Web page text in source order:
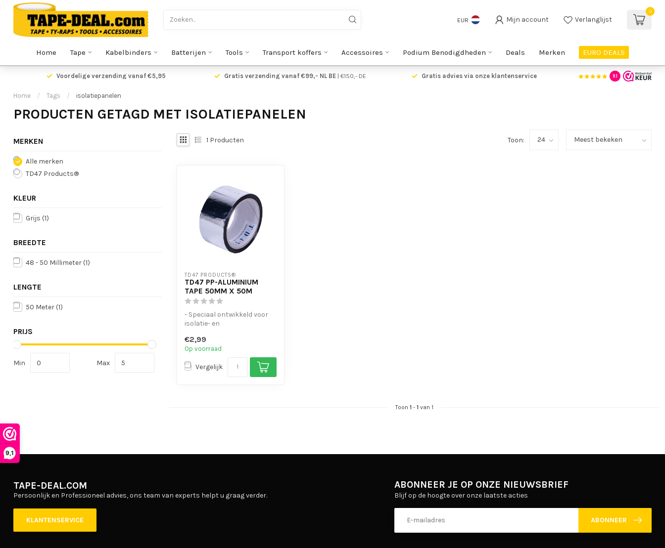
9,1
EUR Mijn account Verlanglijst
0
Home Tape Kabelbinders Batterijen Tools Transport koffers Accessoires Podium Benodigdheden Deals Merken EURO DEALS
Voordelige verzending vanaf €5,95 Gratis verzending vanaf €99,- NL BE| €150,- DE Gratis advies via onze klantenservice 9.1
Home / Tags / isolatiepanelen
PRODUCTEN GETAGD MET ISOLATIEPANELEN
MERKEN
Alle merken
TD47 Products®
KLEUR
Grijs (1)
BREEDTE
48 - 50 Millimeter (1)
LENGTE
50 Meter (1)
PRIJS
Min Max
1 Producten Toon:
TD47 PRODUCTS®
TD47 PP-ALUMINIUM
TAPE 50MM X 50M
- Speciaal ontwikkeld voor
isolatie- en
- Hoge flexibi...
€2,99
Op voorraad
Vergelijk
Toon 1- 1van 1
TAPE-DEAL.COM
Persoonlijk en Professioneel advies, ons team van experts helpt u graag verder.
KLANTENSERVICE
ABONNEER JE OP ONZE NIEUWSBRIEF
Blijf op de hoogte over onze laatste acties
ABONNEER